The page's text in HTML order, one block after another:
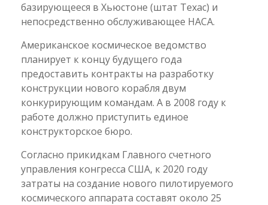
базирующееся в Хьюстоне (штат Техас) и
непосредственно обслуживающее НАСА.
Американское космическое ведомство
планирует к концу будущего года
предоставить контракты на разработку
конструкции нового корабля двум
конкурирующим командам. А в 2008 году к
работе должно приступить единое
конструкторское бюро.
Согласно прикидкам Главного счетного
управления конгресса США, к 2020 году
затраты на создание нового пилотируемого
космического аппарата составят около 25